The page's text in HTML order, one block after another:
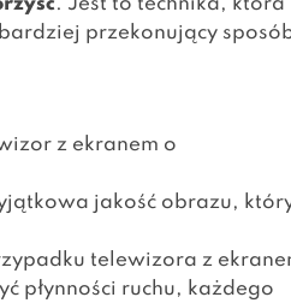
. Jest to technika, która
przekonujący
z ekranem o
jakość obrazu,
telewizora z
płynności ruchu, każdego